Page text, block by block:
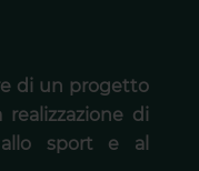
di un progetto
di
allo sport e al